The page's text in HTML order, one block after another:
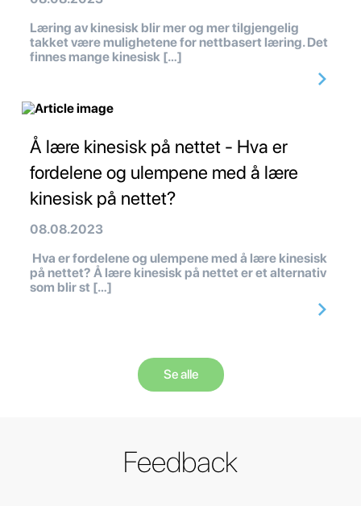
Læring av kinesisk blir mer og mer tilgjengelig
takket være mulighetene for nettbasert læring. Det
finnes mange kinesisk […]
Å lære kinesisk på nettet - Hva er
fordelene og ulempene med å lære
kinesisk på nettet?
08.08.2023
Hva er fordelene og ulempene med å lære kinesisk
på nettet? Å lære kinesisk på nettet er et alternativ
som blir st […]
Se alle
Feedback